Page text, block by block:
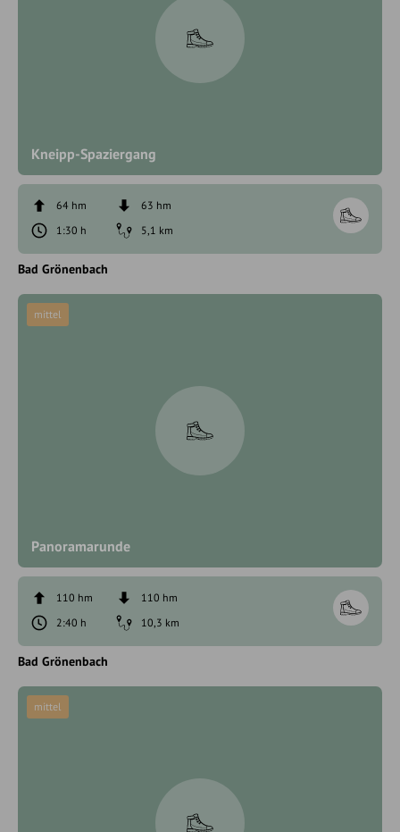
Kneipp-Spaziergang
64 hm
63 hm
1:30 h
5,1 km
Bad Grönenbach
Panoramarunde
mittel
110 hm
110 hm
2:40 h
10,3 km
Bad Grönenbach
mittel